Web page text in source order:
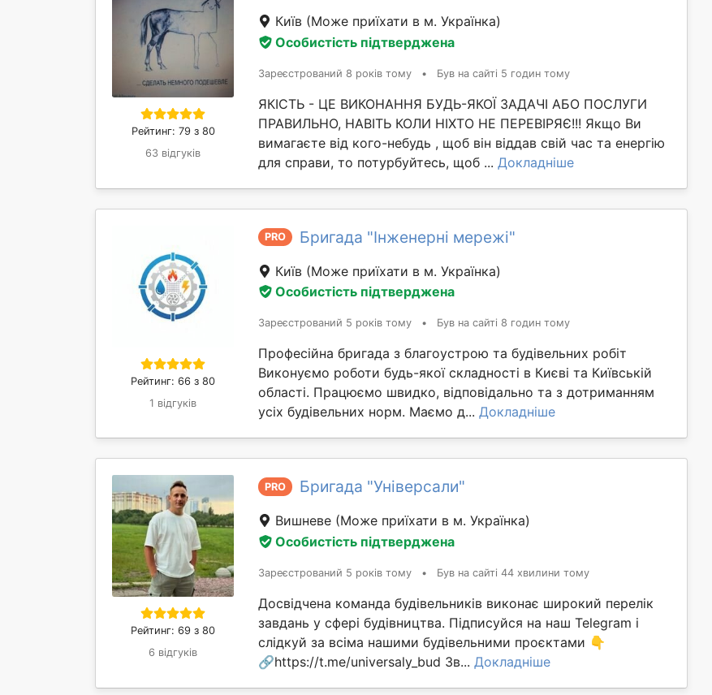
Рейтинг: 79 з 80
63 відгуків
Київ (Може приїхати в м. Українка)
Особистість підтверджена
Зареєстрований 8 років тому • Був на сайті 5 годин тому
ЯКІСТЬ - ЦЕ ВИКОНАННЯ БУДЬ-ЯКОЇ ЗАДАЧІ АБО ПОСЛУГИ
ПРАВИЛЬНО, НАВІТЬ КОЛИ НІХТО НЕ ПЕРЕВІРЯЄ!!! Якщо Ви
вимагаєте від кого-небудь , щоб він віддав свій час та енергію
для справи, то потурбуйтесь, щоб ... Докладніше
Рейтинг: 66 з 80
1 відгуків
PRO Бригада "Інженерні мережі"
Київ (Може приїхати в м. Українка)
Особистість підтверджена
Зареєстрований 5 років тому • Був на сайті 8 годин тому
Професійна бригада з благоустрою та будівельних робіт
Виконуємо роботи будь-якої складності в Києві та Київській
області. Працюємо швидко, відповідально та з дотриманням
усіх будівельних норм. Маємо д... Докладніше
Рейтинг: 69 з 80
6 відгуків
PRO Бригада "Універсали"
Вишневе (Може приїхати в м. Українка)
Особистість підтверджена
Зареєстрований 5 років тому • Був на сайті 44 хвилини тому
Досвідчена команда будівельників виконає широкий перелік
завдань у сфері будівництва. Підписуйся на наш Telegram і
слідкуй за всіма нашими будівельними проєктами 👇
🔗https://t.me/universaly_bud Зв... Докладніше